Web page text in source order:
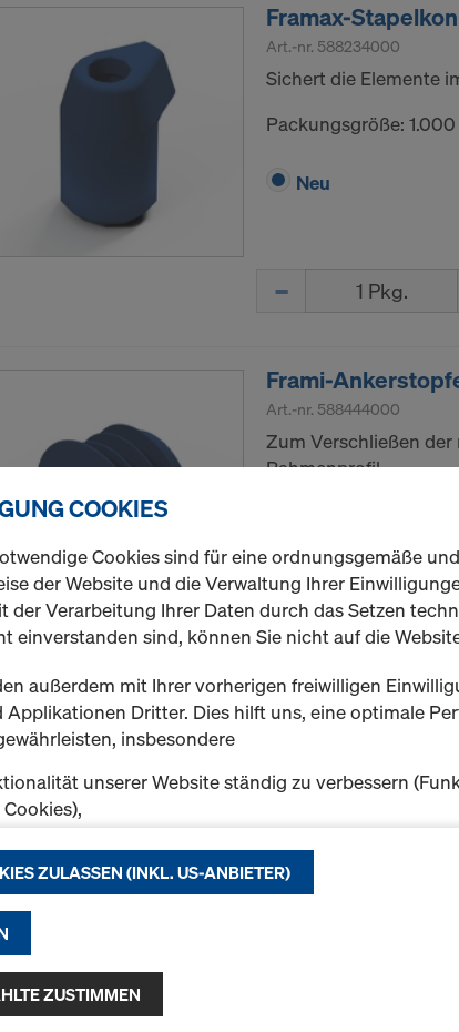
Framax-
Art.-nr. 588234000
Sichert die Elemente
Packungsgröße: 1.000
Neu
Frami-
Art.-nr. 588444000
Zum Verschließen
Rahmenprofil.
Neu
Menge
Art.-nr. 588445000
Zum Verschließen
Packungsgröße: 500
COOKIES
Cookies sind für eine ordnungsgemäße
der Website und die Verwaltung Ihrer
der Verarbeitung Ihrer Daten durch das Setzen
einverstanden sind, können Sie nicht auf die
außerdem mit Ihrer vorherigen freiwilligen
Applikationen Dritter. Dies hilft uns, eine optimale
insbesondere
unserer Website ständig zu verbessern
(Funktionale und Statistik-Cookies) oder
Werbung für Sie als User auf bestimmten
Cookies).
"Alle Cookies zulassen (inkl. US-Anbieter)" klicken,
Verwendung aller Cookies zu. Indem Sie auf
stimmen Sie den von Ihnen mit den
ZULASSEN (INKL. US-ANBIETER)
ZUSTIMMEN